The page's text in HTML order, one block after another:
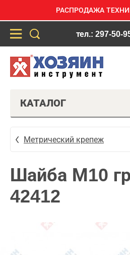
РАСПРОДАЖА
тел.: 297-50-
КАТАЛОГ
Метрический крепеж
Шайба М10
42412